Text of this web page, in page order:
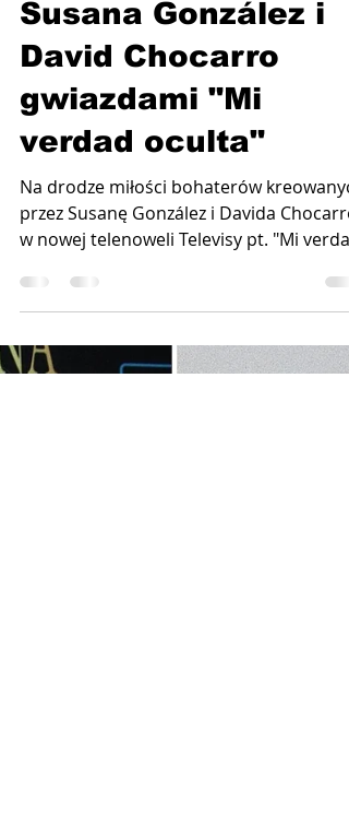
10 sie 2025
2 minut(y) czytania
Susana González i
David Chocarro
gwiazdami "Mi
verdad oculta"
Na drodze miłości bohaterów
oculta", stanie...